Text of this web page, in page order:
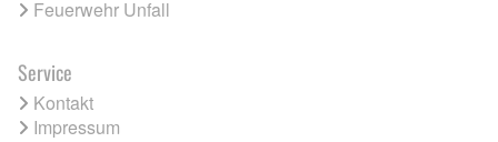
Feuerwehr Unfall
Service
Kontakt
Impressum